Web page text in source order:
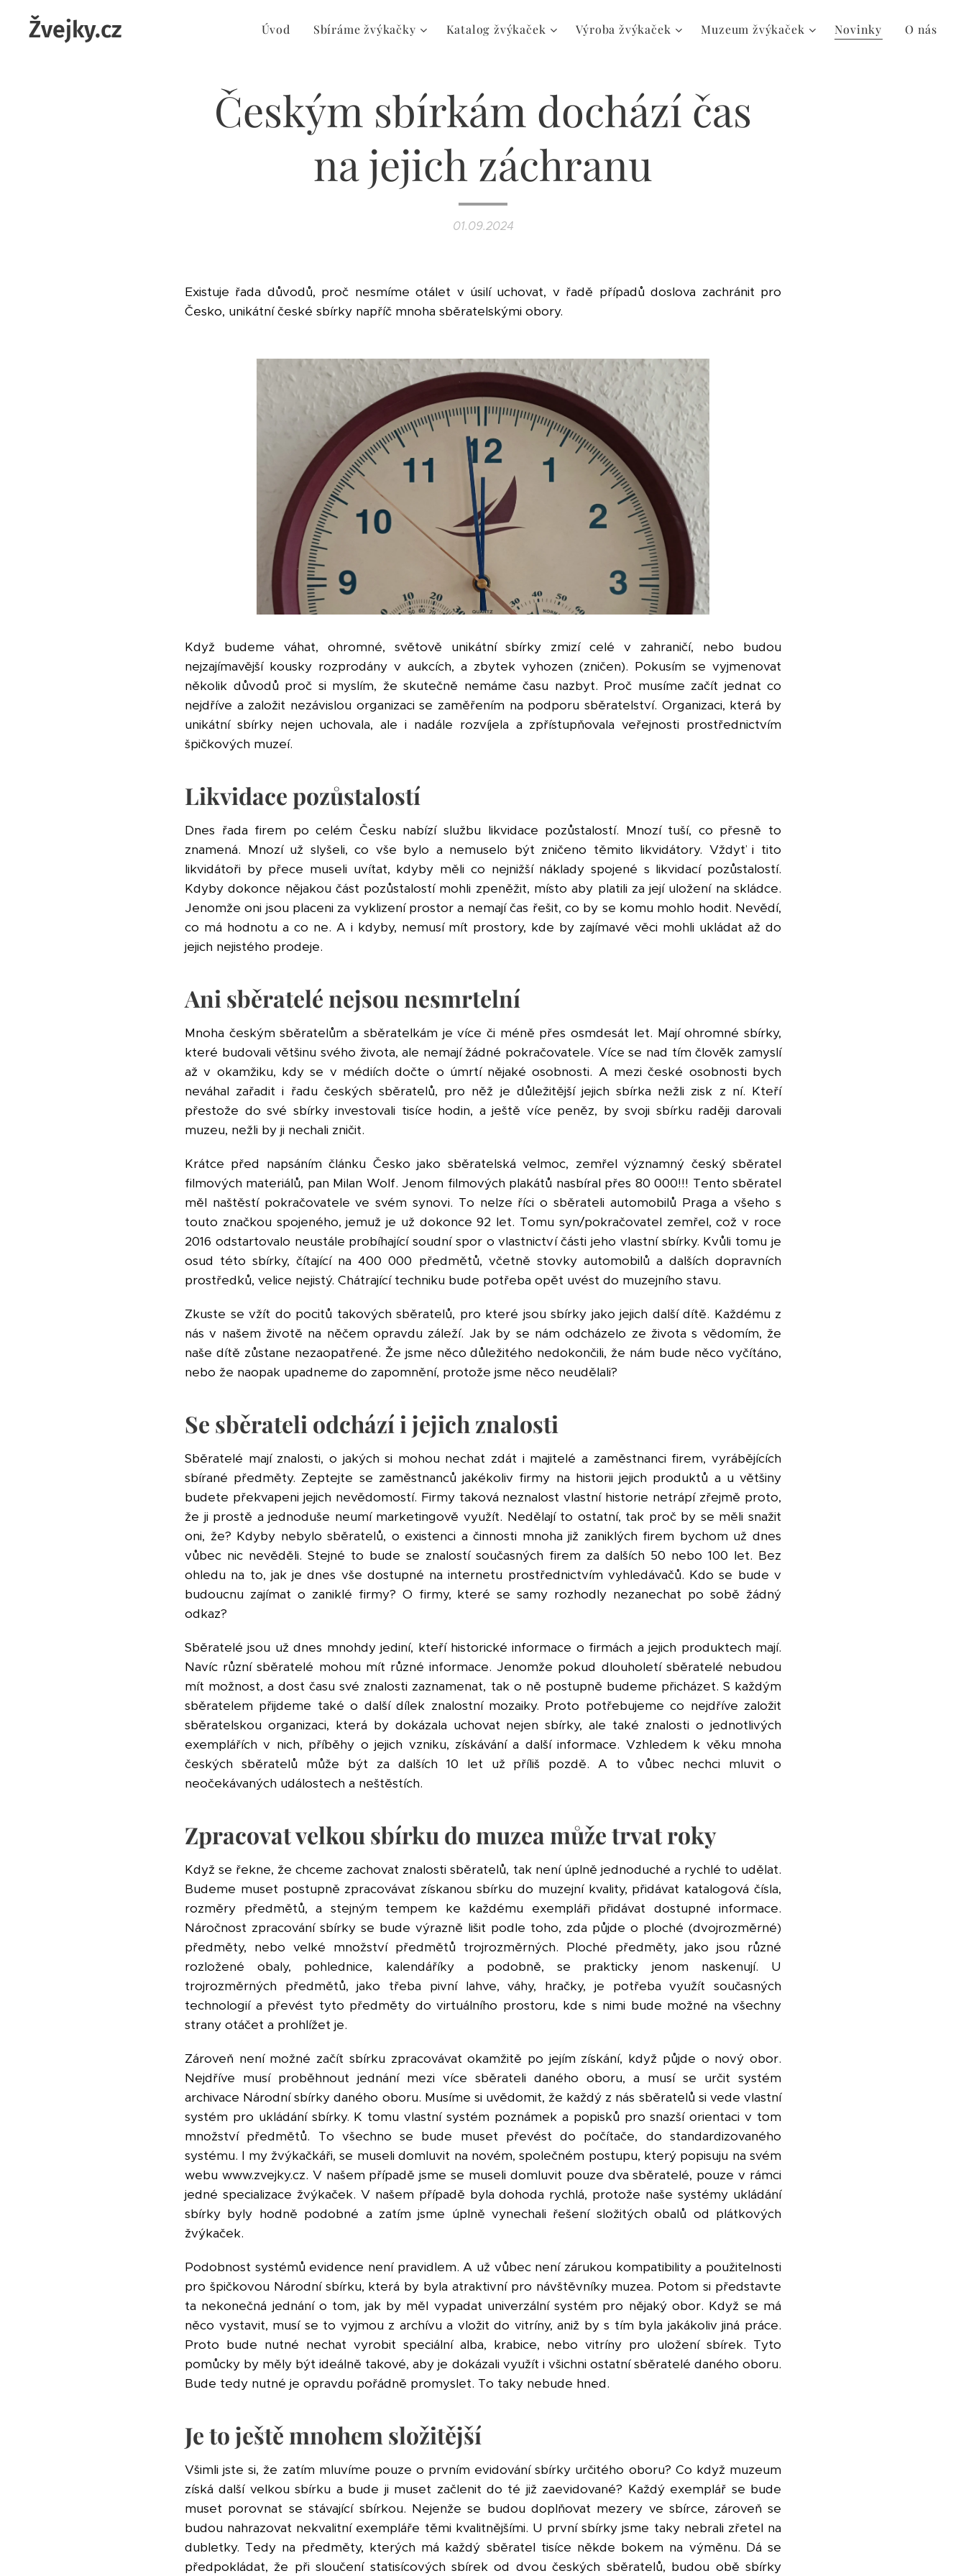
Žvejky.cz Úvod Sbíráme žvýkačky Katalog žvýkaček Výroba žvýkaček Muzeum žvýkaček Novinky O nás
Českým sbírkám dochází čas
na jejich záchranu
01.09.2024
Existuje řada důvodů, proč nesmíme otálet v úsilí uchovat, v řadě případů doslova zachránit pro
Česko, unikátní české sbírky napříč mnoha sběratelskými obory.
Když budeme váhat, ohromné, světově unikátní sbírky zmizí celé v zahraničí, nebo budou
nejzajímavější kousky rozprodány v aukcích, a zbytek vyhozen (zničen). Pokusím se vyjmenovat
několik důvodů proč si myslím, že skutečně nemáme času nazbyt. Proč musíme začít jednat co
nejdříve a založit nezávislou organizaci se zaměřením na podporu sběratelství. Organizaci, která by
unikátní sbírky nejen uchovala, ale i nadále rozvíjela a zpřístupňovala veřejnosti prostřednictvím
špičkových muzeí.
Likvidace pozůstalostí
Dnes řada firem po celém Česku nabízí službu likvidace pozůstalostí. Mnozí tuší, co přesně to
znamená. Mnozí už slyšeli, co vše bylo a nemuselo být zničeno těmito likvidátory. Vždyť i tito
likvidátoři by přece museli uvítat, kdyby měli co nejnižší náklady spojené s likvidací pozůstalostí.
Kdyby dokonce nějakou část pozůstalostí mohli zpeněžit, místo aby platili za její uložení na skládce.
Jenomže oni jsou placeni za vyklizení prostor a nemají čas řešit, co by se komu mohlo hodit. Nevědí,
co má hodnotu a co ne. A i kdyby, nemusí mít prostory, kde by zajímavé věci mohli ukládat až do
jejich nejistého prodeje.
Ani sběratelé nejsou nesmrtelní
Mnoha českým sběratelům a sběratelkám je více či méně přes osmdesát let. Mají ohromné sbírky,
které budovali většinu svého života, ale nemají žádné pokračovatele. Více se nad tím člověk zamyslí
až v okamžiku, kdy se v médiích dočte o úmrtí nějaké osobnosti. A mezi české osobnosti bych
neváhal zařadit i řadu českých sběratelů, pro něž je důležitější jejich sbírka nežli zisk z ní. Kteří
přestože do své sbírky investovali tisíce hodin, a ještě více peněz, by svoji sbírku raději darovali
muzeu, nežli by ji nechali zničit.
Krátce před napsáním článku Česko jako sběratelská velmoc, zemřel významný český sběratel
filmových materiálů, pan Milan Wolf. Jenom filmových plakátů nasbíral přes 80 000!!! Tento sběratel
měl naštěstí pokračovatele ve svém synovi. To nelze říci o sběrateli automobilů Praga a všeho s
touto značkou spojeného, jemuž je už dokonce 92 let. Tomu syn/pokračovatel zemřel, což v roce
2016 odstartovalo neustále probíhající soudní spor o vlastnictví části jeho vlastní sbírky. Kvůli tomu je
osud této sbírky, čítající na 400 000 předmětů, včetně stovky automobilů a dalších dopravních
prostředků, velice nejistý. Chátrající techniku bude potřeba opět uvést do muzejního stavu.
Zkuste se vžít do pocitů takových sběratelů, pro které jsou sbírky jako jejich další dítě. Každému z
nás v našem životě na něčem opravdu záleží. Jak by se nám odcházelo ze života s vědomím, že
naše dítě zůstane nezaopatřené. Že jsme něco důležitého nedokončili, že nám bude něco vyčítáno,
nebo že naopak upadneme do zapomnění, protože jsme něco neudělali?
Se sběrateli odchází i jejich znalosti
Sběratelé mají znalosti, o jakých si mohou nechat zdát i majitelé a zaměstnanci firem, vyrábějících
sbírané předměty. Zeptejte se zaměstnanců jakékoliv firmy na historii jejich produktů a u většiny
budete překvapeni jejich nevědomostí. Firmy taková neznalost vlastní historie netrápí zřejmě proto,
že ji prostě a jednoduše neumí marketingově využít. Nedělají to ostatní, tak proč by se měli snažit
oni, že? Kdyby nebylo sběratelů, o existenci a činnosti mnoha již zaniklých firem bychom už dnes
vůbec nic nevěděli. Stejné to bude se znalostí současných firem za dalších 50 nebo 100 let. Bez
ohledu na to, jak je dnes vše dostupné na internetu prostřednictvím vyhledávačů. Kdo se bude v
budoucnu zajímat o zaniklé firmy? O firmy, které se samy rozhodly nezanechat po sobě žádný
odkaz?
Sběratelé jsou už dnes mnohdy jediní, kteří historické informace o firmách a jejich produktech mají.
Navíc různí sběratelé mohou mít různé informace. Jenomže pokud dlouholetí sběratelé nebudou
mít možnost, a dost času své znalosti zaznamenat, tak o ně postupně budeme přicházet. S každým
sběratelem přijdeme také o další dílek znalostní mozaiky. Proto potřebujeme co nejdříve založit
sběratelskou organizaci, která by dokázala uchovat nejen sbírky, ale také znalosti o jednotlivých
exemplářích v nich, příběhy o jejich vzniku, získávání a další informace. Vzhledem k věku mnoha
českých sběratelů může být za dalších 10 let už příliš pozdě. A to vůbec nechci mluvit o
neočekávaných událostech a neštěstích.
Zpracovat velkou sbírku do muzea může trvat roky
Když se řekne, že chceme zachovat znalosti sběratelů, tak není úplně jednoduché a rychlé to udělat.
Budeme muset postupně zpracovávat získanou sbírku do muzejní kvality, přidávat katalogová čísla,
rozměry předmětů, a stejným tempem ke každému exempláři přidávat dostupné informace.
Náročnost zpracování sbírky se bude výrazně lišit podle toho, zda půjde o ploché (dvojrozměrné)
předměty, nebo velké množství předmětů trojrozměrných. Ploché předměty, jako jsou různé
rozložené obaly, pohlednice, kalendáříky a podobně, se prakticky jenom naskenují. U
trojrozměrných předmětů, jako třeba pivní lahve, váhy, hračky, je potřeba využít současných
technologií a převést tyto předměty do virtuálního prostoru, kde s nimi bude možné na všechny
strany otáčet a prohlížet je.
Zároveň není možné začít sbírku zpracovávat okamžitě po jejím získání, když půjde o nový obor.
Nejdříve musí proběhnout jednání mezi více sběrateli daného oboru, a musí se určit systém
archivace Národní sbírky daného oboru. Musíme si uvědomit, že každý z nás sběratelů si vede vlastní
systém pro ukládání sbírky. K tomu vlastní systém poznámek a popisků pro snazší orientaci v tom
množství předmětů. To všechno se bude muset převést do počítače, do standardizovaného
systému. I my žvýkačkáři, se museli domluvit na novém, společném postupu, který popisuju na svém
webu www.zvejky.cz. V našem případě jsme se museli domluvit pouze dva sběratelé, pouze v rámci
jedné specializace žvýkaček. V našem případě byla dohoda rychlá, protože naše systémy ukládání
sbírky byly hodně podobné a zatím jsme úplně vynechali řešení složitých obalů od plátkových
žvýkaček.
Podobnost systémů evidence není pravidlem. A už vůbec není zárukou kompatibility a použitelnosti
pro špičkovou Národní sbírku, která by byla atraktivní pro návštěvníky muzea. Potom si představte
ta nekonečná jednání o tom, jak by měl vypadat univerzální systém pro nějaký obor. Když se má
něco vystavit, musí se to vyjmou z archívu a vložit do vitríny, aniž by s tím byla jakákoliv jiná práce.
Proto bude nutné nechat vyrobit speciální alba, krabice, nebo vitríny pro uložení sbírek. Tyto
pomůcky by měly být ideálně takové, aby je dokázali využít i všichni ostatní sběratelé daného oboru.
Bude tedy nutné je opravdu pořádně promyslet. To taky nebude hned.
Je to ještě mnohem složitější
Všimli jste si, že zatím mluvíme pouze o prvním evidování sbírky určitého oboru? Co když muzeum
získá další velkou sbírku a bude ji muset začlenit do té již zaevidované? Každý exemplář se bude
muset porovnat se stávající sbírkou. Nejenže se budou doplňovat mezery ve sbírce, zároveň se
budou nahrazovat nekvalitní exempláře těmi kvalitnějšími. U první sbírky jsme taky nebrali zřetel na
dubletky. Tedy na předměty, kterých má každý sběratel tisíce někde bokem na výměnu. Dá se
předpokládat, že při sloučení statisícových sbírek od dvou českých sběratelů, budou obě sbírky